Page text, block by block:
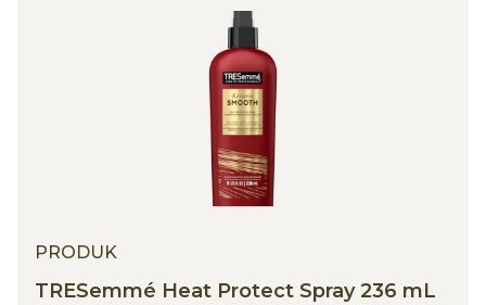
PRODUK
TRESemmé Heat Protect Spray 236 mL